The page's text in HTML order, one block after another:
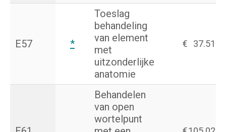
E57 *
Toeslag
behandeling
van element
met
uitzonderlijke
anatomie
€ 37.51
Behandelen
van open
wortelpunt